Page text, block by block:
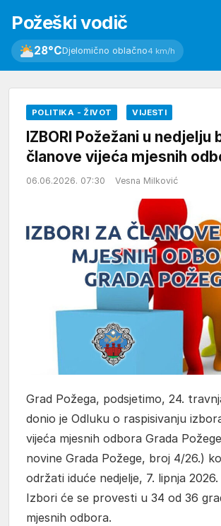
Požeški vodič
28°CDjelomično oblačno4 km/h
POLITIKA - ŽIVOT VIJESTI
IZBORI Požežani u nedjelju
članove vijeća mjesnih
06.06.2026. 07:30 Vesna Milković
Grad Požega, podsjetimo, 24.
donio je Odluku o raspisivanju
vijeća mjesnih odbora Grada
novine Grada Požege, broj 4/26.)
održati iduće nedjelje, 7. lipnja 2026.
Izbori će se provesti u 34 od 36
mjesnih odbora.